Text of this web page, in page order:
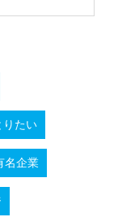
りたい
名企業